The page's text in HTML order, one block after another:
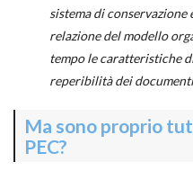
sistema di conservazione
relazione del modello
tempo le caratteristiche
reperibilità dei documenti
Ma sono proprio
PEC?